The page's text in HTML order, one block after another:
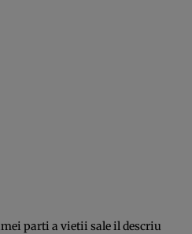
parti a vietii sale il descriu